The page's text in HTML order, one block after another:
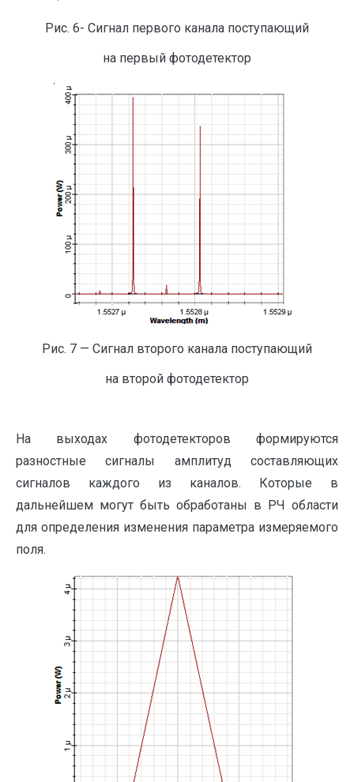
Рис. 6- Сигнал первого канала поступающий
на первый фотодетектор
Рис. 7 — Сигнал второго канала поступающий
на второй фотодетектор
На выходах фотодетекторов формируются
разностные сигналы амплитуд составляющих
сигналов каждого из каналов. Которые в
дальнейшем могут быть обработаны в РЧ области
для определения изменения параметра измеряемого
поля.